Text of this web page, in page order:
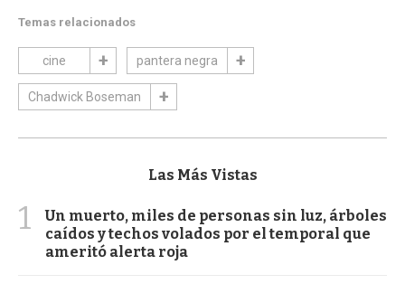
Temas relacionados
cine pantera negra
Chadwick Boseman
Las Más Vistas
1
Un muerto, miles de personas sin luz, árboles
caídos y techos volados por el temporal que
ameritó alerta roja